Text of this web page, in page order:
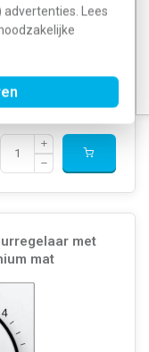
Lees
ten behoeve van de
11,86
met
mat